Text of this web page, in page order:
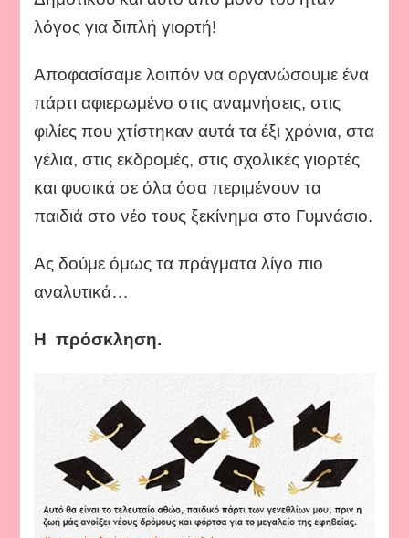
λόγος για διπλή γιορτή!
Αποφασίσαμε λοιπόν να οργανώσουμε ένα
πάρτι αφιερωμένο στις αναμνήσεις, στις
φιλίες που χτίστηκαν αυτά τα έξι χρόνια, στα
γέλια, στις εκδρομές, στις σχολικές γιορτές
και φυσικά σε όλα όσα περιμένουν τα
παιδιά στο νέο τους ξεκίνημα στο Γυμνάσιο.
Ας δούμε όμως τα πράγματα λίγο πιο
αναλυτικά…
Η πρόσκληση.